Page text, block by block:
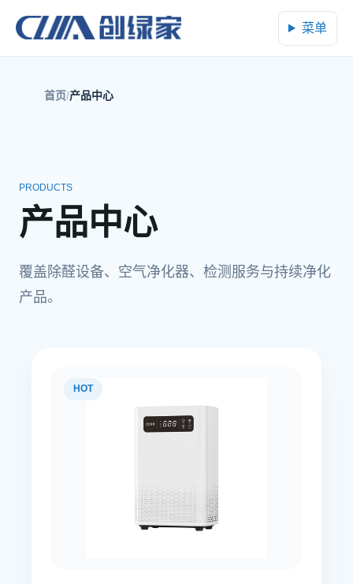
菜单
首页 产品中心
PRODUCTS
产品中心
覆盖除醛设备、空气净化器、检测服务与持续净化
产品。
HOT